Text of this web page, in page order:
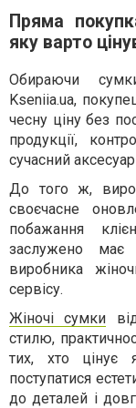
Пряма
яку варто
Обираючи
Kseniia.ua,
чесну ціну без
продукції,
сучасний
До того ж,
своєчасне
побажання
заслужено має
виробника
сервісу.
Жіночі сумки
стилю,
тих, хто цінує
поступатися
до деталей і